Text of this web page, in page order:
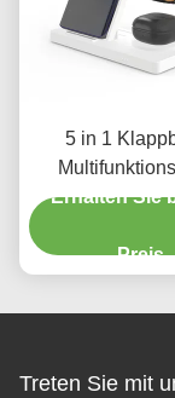
5 in 1
Material
Schwarz
Erhalten Sie
Preis
Treten Sie mit